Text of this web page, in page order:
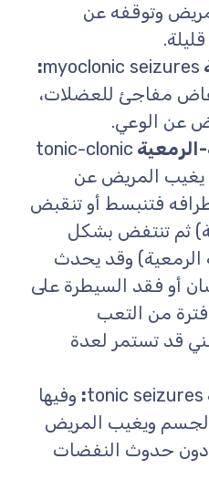
وتوقفه عن
myoclonic seizures
:
مفاجئ للعضلات،
عن الوعي.
الرمعية tonic-clonic
يغيب المريض عن
فتنبسط أو تنقبض
ثم تنتفض بشكل
الرمعية) وقد يحدث
أو فقد السيطرة على
فترة من التعب
قد تستمر لعدة
tonic seizures
: وفيها
ويغيب المريض
حدوث النفضات